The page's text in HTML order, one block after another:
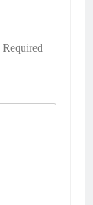
Required